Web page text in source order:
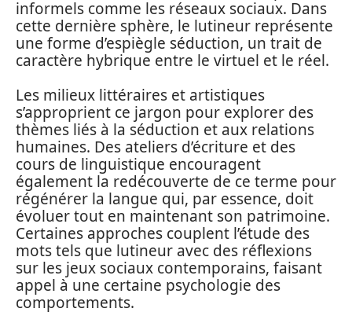
informels comme les réseaux sociaux. Dans
cette dernière sphère, le lutineur représente
une forme d’espiègle séduction, un trait de
caractère hybrique entre le virtuel et le réel.
Les milieux littéraires et artistiques
s’approprient ce jargon pour explorer des
thèmes liés à la séduction et aux relations
humaines. Des ateliers d’écriture et des
cours de linguistique encouragent
également la redécouverte de ce terme pour
régénérer la langue qui, par essence, doit
évoluer tout en maintenant son patrimoine.
Certaines approches couplent l’étude des
mots tels que lutineur avec des réflexions
sur les jeux sociaux contemporains, faisant
appel à une certaine psychologie des
comportements.